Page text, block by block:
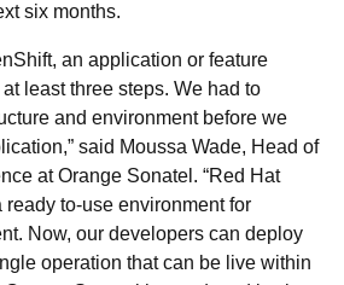
six months.
an application or feature
least three steps. We had to
and environment before we
said Moussa Wade, Head of
at Orange Sonatel. “Red Hat
to-use environment for
Now, our developers can deploy
operation that can be live within